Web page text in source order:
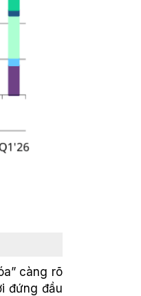
càng rõ
đứng đầu